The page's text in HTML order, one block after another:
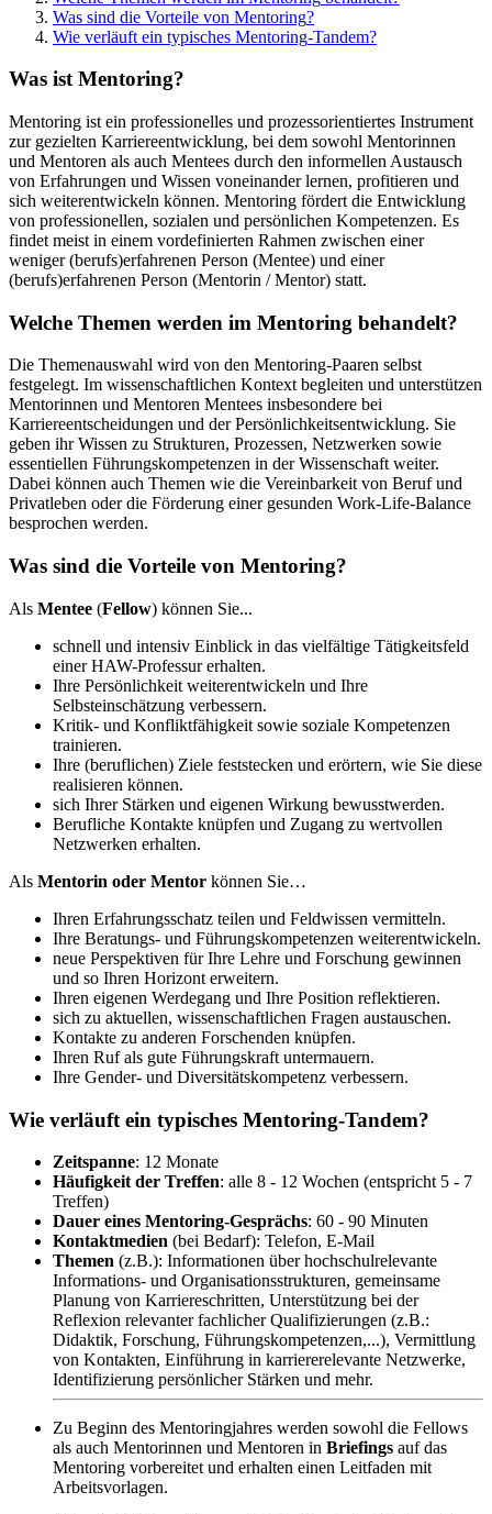
Was sind die Vorteile von Mentoring?
Wie verläuft ein typisches Mentoring-Tandem?
Was ist Mentoring?
Mentoring ist ein professionelles und prozessorientiertes Instrument
zur gezielten Karriereentwicklung, bei dem sowohl Mentorinnen
und Mentoren als auch Mentees durch den informellen Austausch
von Erfahrungen und Wissen voneinander lernen, profitieren und
sich weiterentwickeln können. Mentoring fördert die Entwicklung
von professionellen, sozialen und persönlichen Kompetenzen. Es
findet meist in einem vordefinierten Rahmen zwischen einer
weniger (berufs)erfahrenen Person (Mentee) und einer
(berufs)erfahrenen Person (Mentorin / Mentor) statt.
Welche Themen werden im Mentoring behandelt?
Die Themenauswahl wird von den Mentoring-Paaren selbst
festgelegt. Im wissenschaftlichen Kontext begleiten und unterstützen
Mentorinnen und Mentoren Mentees insbesondere bei
Karriereentscheidungen und der Persönlichkeitsentwicklung. Sie
geben ihr Wissen zu Strukturen, Prozessen, Netzwerken sowie
essentiellen Führungskompetenzen in der Wissenschaft weiter.
Dabei können auch Themen wie die Vereinbarkeit von Beruf und
Privatleben oder die Förderung einer gesunden Work-Life-Balance
besprochen werden.
Was sind die Vorteile von Mentoring?
Als Mentee (Fellow) können Sie...
schnell und intensiv Einblick in das vielfältige Tätigkeitsfeld
einer HAW-Professur erhalten.
Ihre Persönlichkeit weiterentwickeln und Ihre
Selbsteinschätzung verbessern.
Kritik- und Konfliktfähigkeit sowie soziale Kompetenzen
trainieren.
Ihre (beruflichen) Ziele feststecken und erörtern, wie Sie diese
realisieren können.
sich Ihrer Stärken und eigenen Wirkung bewusstwerden.
Berufliche Kontakte knüpfen und Zugang zu wertvollen
Netzwerken erhalten.
Als Mentorin oder Mentor können Sie…
Ihren Erfahrungsschatz teilen und Feldwissen vermitteln.
Ihre Beratungs- und Führungskompetenzen weiterentwickeln.
neue Perspektiven für Ihre Lehre und Forschung gewinnen
und so Ihren Horizont erweitern.
Ihren eigenen Werdegang und Ihre Position reflektieren.
sich zu aktuellen, wissenschaftlichen Fragen austauschen.
Kontakte zu anderen Forschenden knüpfen.
Ihren Ruf als gute Führungskraft untermauern.
Ihre Gender- und Diversitätskompetenz verbessern.
Wie verläuft ein typisches Mentoring-Tandem?
Zeitspanne: 12 Monate
Häufigkeit der Treffen: alle 8 - 12 Wochen (entspricht 5 - 7
Treffen)
Dauer eines Mentoring-Gesprächs: 60 - 90 Minuten
Kontaktmedien (bei Bedarf): Telefon, E-Mail
Themen (z.B.): Informationen über hochschulrelevante
Informations- und Organisationsstrukturen, gemeinsame
Planung von Karriereschritten, Unterstützung bei der
Reflexion relevanter fachlicher Qualifizierungen (z.B.:
Didaktik, Forschung, Führungskompetenzen,...), Vermittlung
von Kontakten, Einführung in karriererelevante Netzwerke,
Identifizierung persönlicher Stärken und mehr.
Zu Beginn des Mentoringjahres werden sowohl die Fellows
als auch Mentorinnen und Mentoren in Briefings auf das
Mentoring vorbereitet und erhalten einen Leitfaden mit
Arbeitsvorlagen.